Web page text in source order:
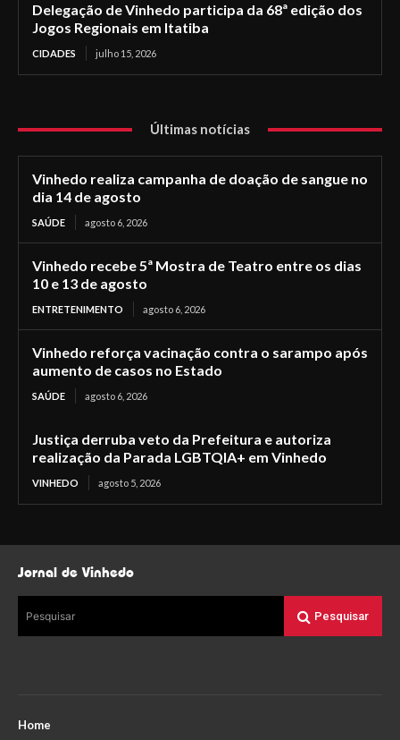
Delegação de Vinhedo participa da 68ª edição dos
Jogos Regionais em Itatiba
CIDADES julho 15, 2026
Últimas notícias
Vinhedo realiza campanha de doação de sangue no
dia 14 de agosto
SAÚDE agosto 6, 2026
Vinhedo recebe 5ª Mostra de Teatro entre os dias
10 e 13 de agosto
ENTRETENIMENTO agosto 6, 2026
Vinhedo reforça vacinação contra o sarampo após
aumento de casos no Estado
SAÚDE agosto 6, 2026
Justiça derruba veto da Prefeitura e autoriza
realização da Parada LGBTQIA+ em Vinhedo
VINHEDO agosto 5, 2026
Jornal de Vinhedo
Pesquisar Pesquisar
Home